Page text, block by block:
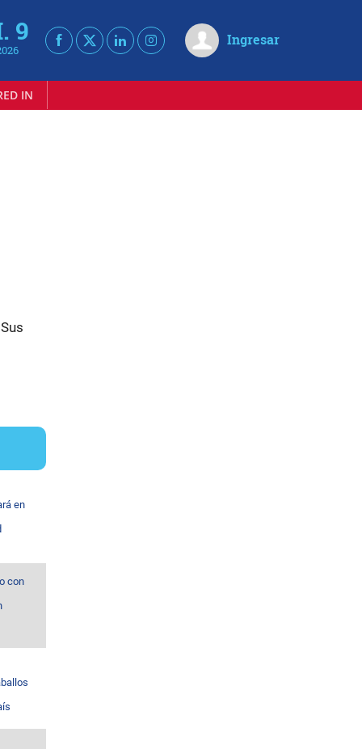
9 Ingresar
IN
en
con